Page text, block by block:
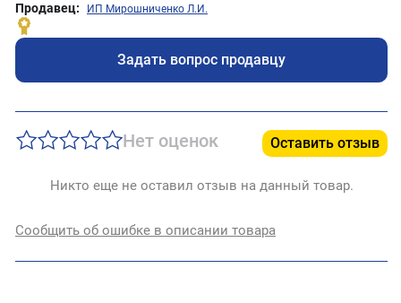
Продавец: ИП Мирошниченко Л.И.
Задать вопрос продавцу
Нет оценок Оставить отзыв
Никто еще не оставил отзыв на данный товар.
Сообщить об ошибке в описании товара